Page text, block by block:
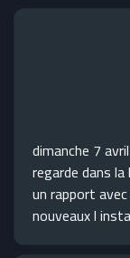
dimanche 7
regarde dans
un rapport
nouveaux l